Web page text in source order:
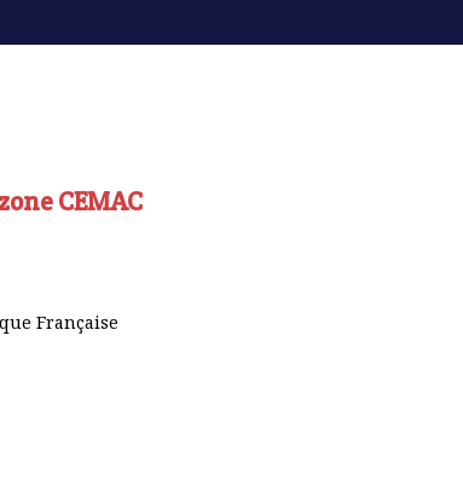
CEMAC
Française